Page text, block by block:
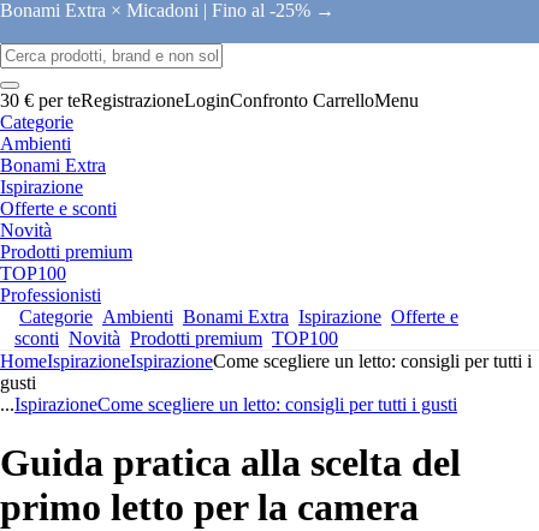
Bonami Extra × Micadoni | Fino al -25% →
30 € per teRegistrazioneLoginConfronto CarrelloMenu
Categorie
Ambienti
Bonami Extra
Ispirazione
Offerte e sconti
Novità
Prodotti premium
TOP100
Professionisti
Categorie Ambienti Bonami Extra Ispirazione Offerte e
sconti Novità Prodotti premium TOP100
HomeIspirazioneIspirazioneCome scegliere un letto: consigli per tutti i
gusti
...IspirazioneCome scegliere un letto: consigli per tutti i gusti
Guida pratica alla scelta del
primo letto per la camera